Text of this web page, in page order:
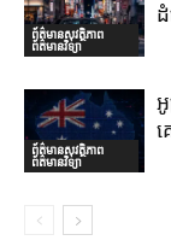
ព័ត៌មានសុវត្ថិភាព
ព័ត៌មានវិទ្យា
ព័ត៌មានសុវត្ថិភាព
ព័ត៌មានវិទ្យា